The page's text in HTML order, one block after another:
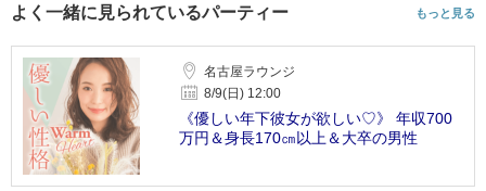
よく一緒に見られているパーティー もっと見る
名古屋ラウンジ
8/9(日) 12:00
《優しい年下彼女が欲しい♡》 年収700
万円＆身長170㎝以上＆大卒の男性